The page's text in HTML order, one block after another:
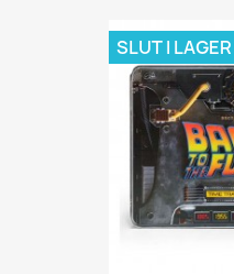
SLUT I LAGER